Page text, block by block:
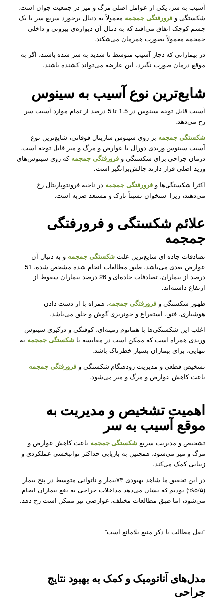
آسیب به سر، یکی از عوامل اصلی مرگ و میر در جمعیت جوان است.
شکستگی و فرورفتگی جمجمه معمولاً به دنبال برخورد سریع سر با یک
جسم کوچک اتفاق می‌افتد که به دنبال آن دیواره‌ی بیرونی و داخلی
جمجمه معمولاً بصورت همزمان می‌شکند.
در بیمارانی که دچار آسیب متوسط تا شدید به سر شده باشند، اگر به
موقع درمان صورت نگیرد، این عارضه می‌تواند کشنده باشند.
شایع‌ترین نوع آسیب به سینوس
آسیب قابل توجه سینوس در 1.5 تا 5 درصد از تمام موارد آسیب سر
رخ می‌دهد.
شکستگی جمجمه بر روی سینوس ساژیتال فوقانی، شایع‌ترین نوع
آسیب سینوس وریدی دورال با عوارض و مرگ و میر قابل توجه است.
درمان جراحی برای شکستگی و فرورفتگی جمجمه که روی سینوس‌های
ورید اصلی قرار دارند جالش‌برانگیز است.
اکثرا شکستگی‌ها و فرورفتگی جمجمه ‌در ناحیه فرونتوپاریتال رخ
می‌دهند، زیرا استخوان نسبتاً نازک و مستعد ضربه است.
علائم شکستگی و فرورفتگی
جمجمه
تصادفات جاده ای شایع‌ترین علت شکستگی جمجمه و به دنبال آن
عوارض بعدی می‌باشد. طبق مطالعات انجام شده مشخص شده، 51
درصد از بیماران، تصادفات جاده‌ای و 26 درصد بیماران سقوط از
ارتفاع داشته‌اند.
ظهور شکستگی و فرورفتگی جمجمه، همراه با از دست دادن
هوشیاری، فتق، استفراغ و خونریزی گوش و حلق می‌باشد.
اغلب این شکستگی‌ها با هماتوم زمینه‌ای، کوفتگی و درگیری سینوس
وریدی همراه است که ممکن است در مقایسه با شکستگی جمجمه به
تنهایی، برای بیماران بسیار خطرناک باشد.
تشخیص قطعی و مدیریت زودهنگام شکستگی و فرورفتگی جمجمه
باعث کاهش عوارض و مرگ و میر می‌شود.
اهمیت تشخیص و مدیریت به
موقع آسیب به سر
تشخیص و مدیریت سریع شکستگی جمجمه باعث کاهش عوارض و
مرگ و میر می‌شود، همچنین به بازیابی حداکثر توانبخشی عملکردی و
زیبایی کمک می‌کند.
در این تحقیق ما شاهد بهبودی ۷۳بیمار و ناتوانی متوسط در پنج بیمار
(۵/۵%) بودیم که نشان می‌دهد مداخلات جراحی به نفع بیماران انجام
می‌شود، اما طبق مطالعات مختلف، عوارضی نیز ممکن است رخ دهد.
“نقل مطالب با ذکر منبع بلامانع است”
مدل‌های آناتومیک و کمک به بهبود نتایج
جراحی